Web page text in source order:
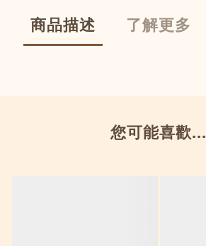
商品描述 了解更多
您可能喜歡...